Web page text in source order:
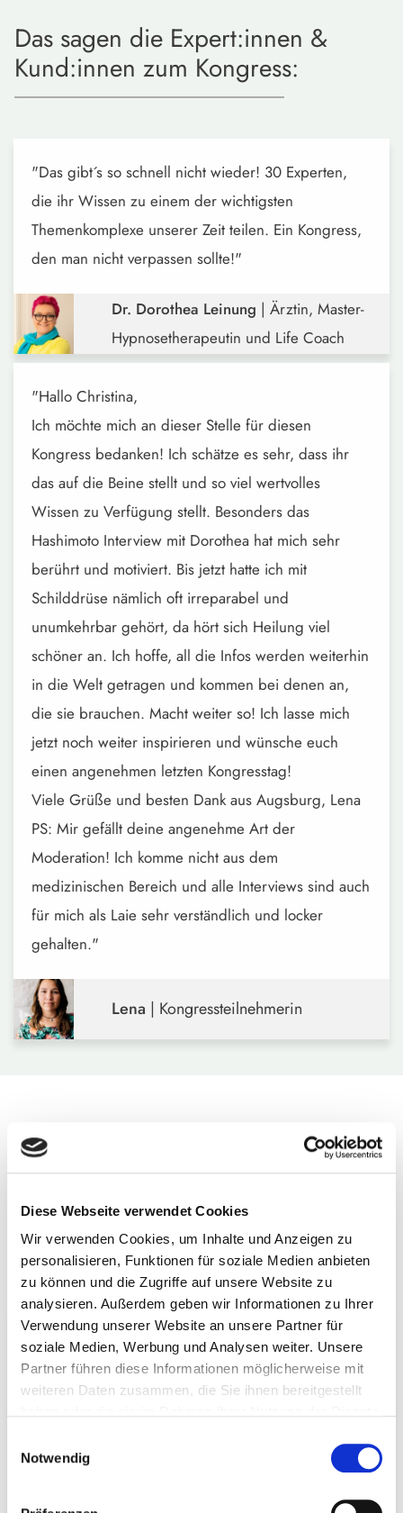
Diese Webseite verwendet Cookies
Wir verwenden Cookies, um Inhalte und Anzeigen zu
personalisieren, Funktionen für soziale Medien anbieten
zu können und die Zugriffe auf unsere Website zu
analysieren. Außerdem geben wir Informationen zu Ihrer
Verwendung unserer Website an unsere Partner für
soziale Medien, Werbung und Analysen weiter. Unsere
Partner führen diese Informationen möglicherweise mit
weiteren Daten zusammen, die Sie ihnen bereitgestellt
Einstellungen widerrufen oder ändern:
. Es befindet sich auch ein Link in der
Fußzeile zu den Einstellungen der Cookies um diese
Notwendig
Das sagen die Expert:innen &
Kund:innen zum Kongress:
"Das gibt´s so schnell nicht wieder! 30 Experten,
die ihr Wissen zu einem der wichtigsten
Themenkomplexe unserer Zeit teilen. Ein Kongress,
den man nicht verpassen sollte!"
Dr. Dorothea Leinung | Ärztin, Master-
Hypnosetherapeutin und Life Coach
"Hallo Christina,
Ich möchte mich an dieser Stelle für diesen
Kongress bedanken! Ich schätze es sehr, dass ihr
das auf die Beine stellt und so viel wertvolles
Wissen zu Verfügung stellt. Besonders das
Hashimoto Interview mit Dorothea hat mich sehr
berührt und motiviert. Bis jetzt hatte ich mit
Schilddrüse nämlich oft irreparabel und
unumkehrbar gehört, da hört sich Heilung viel
schöner an. Ich hoffe, all die Infos werden weiterhin
in die Welt getragen und kommen bei denen an,
die sie brauchen. Macht weiter so! Ich lasse mich
jetzt noch weiter inspirieren und wünsche euch
einen angenehmen letzten Kongresstag!
Viele Grüße und besten Dank aus Augsburg, Lena
PS: Mir gefällt deine angenehme Art der
Moderation! Ich komme nicht aus dem
medizinischen Bereich und alle Interviews sind auch
für mich als Laie sehr verständlich und locker
gehalten."
Lena | Kongressteilnehmerin
Diese Expert:innen-Interviews
erwarten dich
Erfahre mehr über die Expert:innen mit einem Klick auf
ihre Bilder
Tag 1 - Freitag, 05.04.